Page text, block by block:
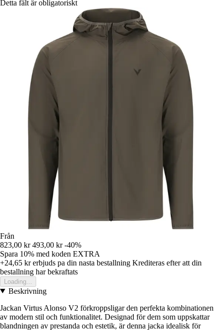
Detta fält är obligatoriskt
Från
823,00 kr 493,00 kr -40%
Spara 10% med koden EXTRA
+24,65 krerbjuds pa din nasta bestallning Krediteras efter att din
bestallning har bekraftats
Loading...
Beskrivning
Jackan Virtus Alonso V2 förkroppsligar den perfekta kombinationen
av modern stil och funktionalitet. Designad för dem som uppskattar
blandningen av prestanda och estetik, är denna jacka idealisk för